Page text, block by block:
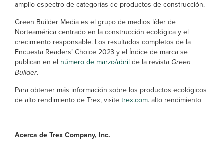
amplio espectro de categorías de productos de construcción.
Green Builder Media es el grupo de medios líder de
Norteamérica centrado en la construcción ecológica y el
crecimiento responsable. Los resultados completos de la
Encuesta Readers’ Choice 2023 y el Índice de marca se
publican en el número de marzo/abril de la revista Green
Builder.
Para obtener más información sobre los productos ecológicos
de alto rendimiento de Trex, visite trex.com. alto rendimiento
Acerca de Trex Company, Inc.